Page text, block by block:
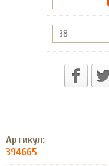
Артикул:
394665